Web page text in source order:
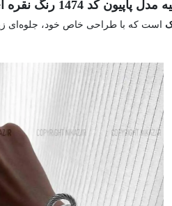
دخترانه بنگل | دستبند النگویی کارتیر
است که با طراحی خاص خود، جلوه‌ای